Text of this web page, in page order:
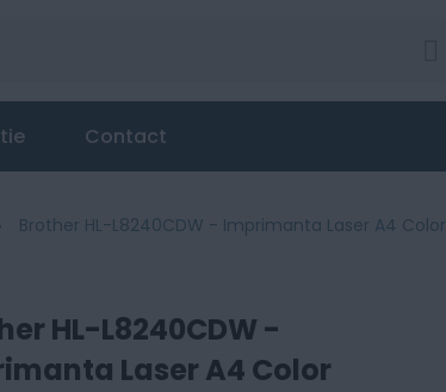
Contact
Brother HL-L8240CDW - Imprimanta Laser A4 Color
HL-L8240CDW -
Laser A4 Color